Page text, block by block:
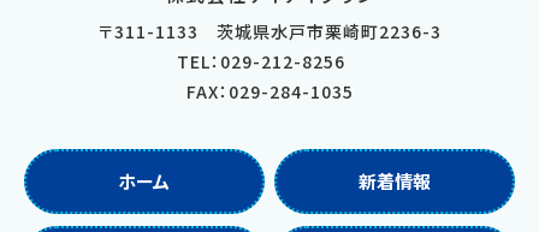
〒311-1133 茨城県水戸市栗崎町2236-3
TEL：029-212-8256
FAX：029-284-1035
ホーム 新着情報